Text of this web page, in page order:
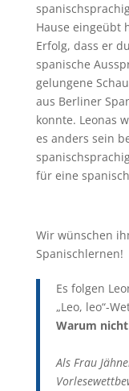
Hause eingeübt
Erfolg, dass er
spanische
gelungene
aus Berliner
konnte. Leonas
es anders sein
für eine
Wir wünschen
Spanischlernen!
Es folgen
„Leo, leo“-
Warum
Als Frau